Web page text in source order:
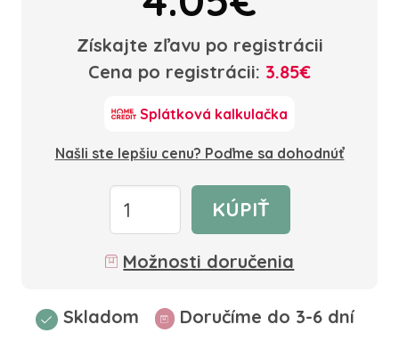
Získajte zľavu po registrácii
Cena po registrácii: 3.85€
Splátková kalkulačka
Našli ste lepšiu cenu? Poďme sa dohodnúť
KÚPIŤ
Možnosti doručenia
Skladom Doručíme do 3-6 dní